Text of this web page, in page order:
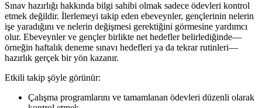
Sınav hazırlığı hakkında bilgi sahibi olmak sadece ödevleri kontrol
etmek değildir. İlerlemeyi takip eden ebeveynler, gençlerinin nelerin
işe yaradığını ve nelerin değişmesi gerektiğini görmesine yardımcı
olur. Ebeveynler ve gençler birlikte net hedefler belirlediğinde—
örneğin haftalık deneme sınavı hedefleri ya da tekrar rutinleri—
hazırlık gerçek bir yön kazanır.
Etkili takip şöyle görünür:
Çalışma programlarını ve tamamlanan ödevleri düzenli olarak